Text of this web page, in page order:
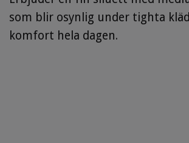
som blir osynlig under tighta
komfort hela dagen.